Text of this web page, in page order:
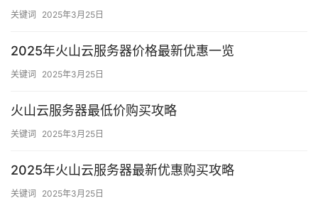
关键词 2025年3月25日
2025年火山云服务器价格最新优惠一览
关键词 2025年3月25日
火山云服务器最低价购买攻略
关键词 2025年3月25日
2025年火山云服务器最新优惠购买攻略
关键词 2025年3月25日